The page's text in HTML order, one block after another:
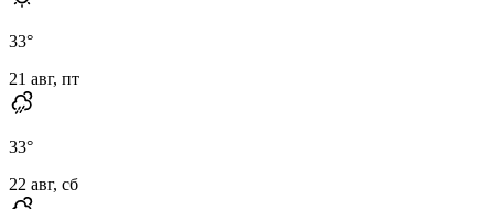
33°
21 авг, пт
33°
22 авг, сб